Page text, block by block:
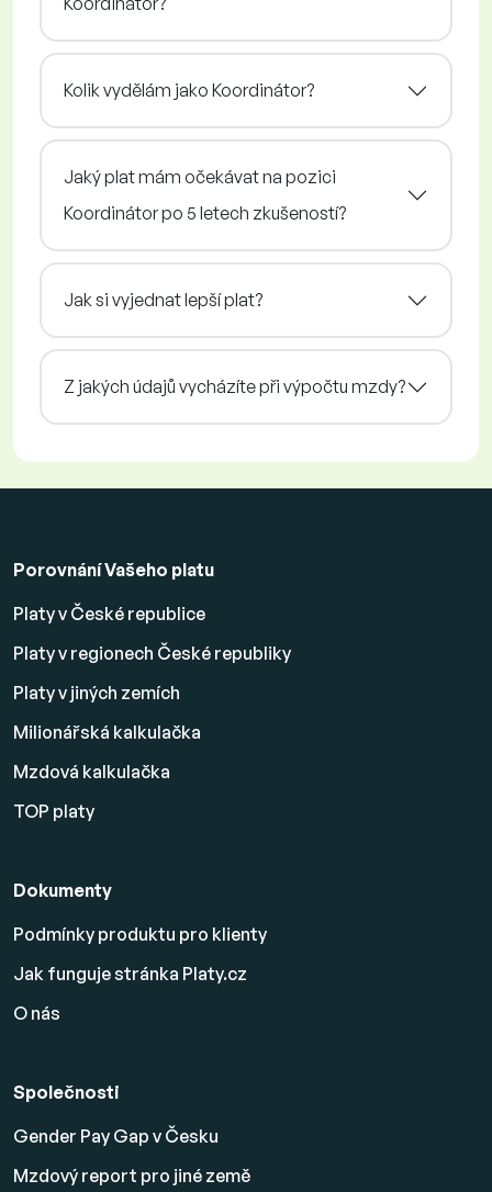
Kolik vydělám jako Koordinátor?
Jaký plat mám očekávat na pozici
Koordinátor po 5 letech zkušeností?
Jak si vyjednat lepší plat?
Z jakých údajů vycházíte při výpočtu mzdy?
Porovnání Vašeho platu
Platy v České republice
Platy v regionech České republiky
Platy v jiných zemích
Milionářská kalkulačka
Mzdová kalkulačka
TOP platy
Dokumenty
Podmínky produktu pro klienty
Jak funguje stránka Platy.cz
O nás
Společnosti
Gender Pay Gap v Česku
Mzdový report pro jiné země